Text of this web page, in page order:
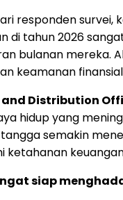
responden
di tahun 2026
bulanan mereka.
keamanan
Distribution
hidup yang
semakin
ketahanan
siap